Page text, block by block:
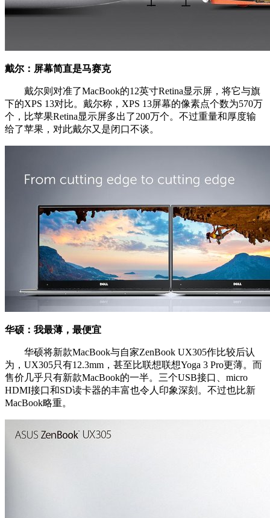
戴尔：屏幕简直是马赛克
戴尔则对准了MacBook的12英寸Retina显示屏，将它与旗
下的XPS 13对比。戴尔称，XPS 13屏幕的像素点个数为570万
个，比苹果Retina显示屏多出了200万个。不过重量和厚度输
给了苹果，对此戴尔又是闭口不谈。
华硕：我最薄，最便宜
华硕将新款MacBook与自家ZenBook UX305作比较后认
为，UX305只有12.3mm，甚至比联想联想Yoga 3 Pro更薄。而
售价几乎只有新款MacBook的一半。三个USB接口、micro
HDMI接口和SD读卡器的丰富也令人印象深刻。不过也比新
MacBook略重。